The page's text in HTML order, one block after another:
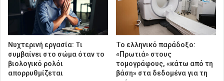
Νυχτερινή εργασία: Τι
συμβαίνει στο σώμα όταν το
βιολογικό ρολόι
απορρυθμίζεται
Το ελληνικό παράδοξο:
«Πρωτιά» στους
τομογράφους, «κάτω από τη
βάση» στα δεδομένα για τη